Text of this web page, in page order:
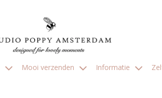
Mooi verzenden Informatie